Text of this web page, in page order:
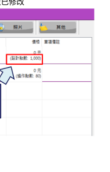
修改